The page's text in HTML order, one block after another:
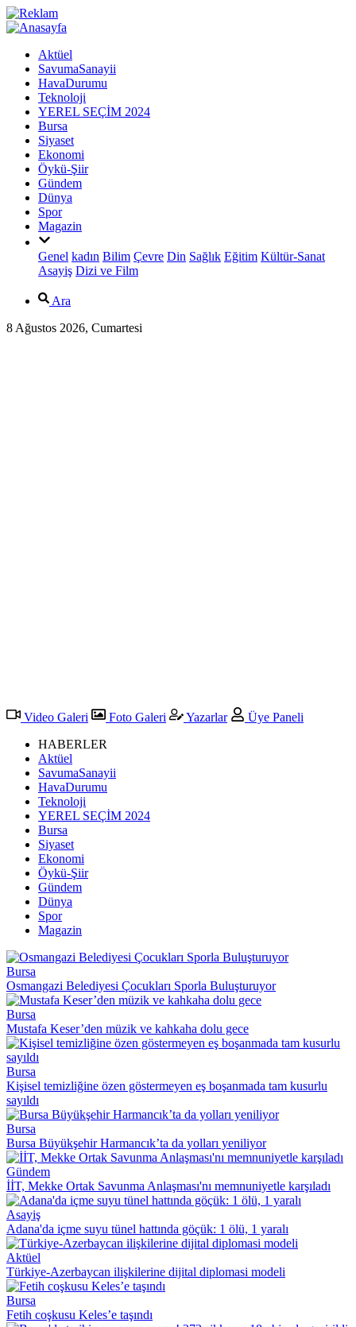
Aktüel
SavumaSanayii
HavaDurumu
Teknoloji
YEREL SEÇİM 2024
Bursa
Siyaset
Ekonomi
Öykü-Şiir
Gündem
Dünya
Spor
Magazin
Genel kadın Bilim Çevre Din Sağlık Eğitim Kültür-Sanat
Asayiş Dizi ve Film
Ara
8 Ağustos 2026, Cumartesi
Video Galeri Foto Galeri Yazarlar
Üye Paneli
HABERLER
Aktüel
SavumaSanayii
HavaDurumu
Teknoloji
YEREL SEÇİM 2024
Bursa
Siyaset
Ekonomi
Öykü-Şiir
Gündem
Dünya
Spor
Magazin
Bursa
Osmangazi Belediyesi Çocukları Sporla Buluşturuyor
Bursa
Mustafa Keser’den müzik ve kahkaha dolu gece
Bursa
Kişisel temizliğine özen göstermeyen eş boşanmada tam kusurlu
sayıldı
Bursa
Bursa Büyükşehir Harmancık’ta da yolları yeniliyor
Gündem
İİT, Mekke Ortak Savunma Anlaşması'nı memnuniyetle karşıladı
Asayiş
Adana'da içme suyu tünel hattında göçük: 1 ölü, 1 yaralı
Aktüel
Türkiye-Azerbaycan ilişkilerine dijital diplomasi modeli
Bursa
Fetih coşkusu Keles’e taşındı